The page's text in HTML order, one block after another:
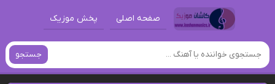
صفحه اصلی پخش موزیک
جستجو